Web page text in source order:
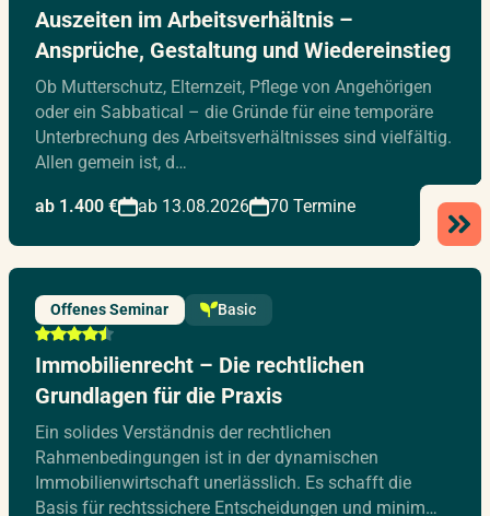
Auszeiten im Arbeitsverhältnis –
Ansprüche, Gestaltung und Wiedereinstieg
Ob Mutterschutz, Elternzeit, Pflege von Angehörigen
oder ein Sabbatical – die Gründe für eine temporäre
Unterbrechung des Arbeitsverhältnisses sind vielfältig.
Allen gemein ist, d…
ab 1.400 € ab 13.08.2026 70 Termine
Offenes Seminar Basic
Immobilienrecht – Die rechtlichen
Grundlagen für die Praxis
Ein solides Verständnis der rechtlichen
Rahmenbedingungen ist in der dynamischen
Immobilienwirtschaft unerlässlich. Es schafft die
Basis für rechtssichere Entscheidungen und minim…